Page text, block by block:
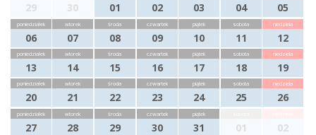
29 30 01 02 03 04 05
poniedziałek
06
wtorek
07
środa
08
czwartek
09
piątek
10
sobota
11
niedziela
12
poniedziałek
13
wtorek
14
środa
15
czwartek
16
piątek
17
sobota
18
niedziela
19
poniedziałek
20
wtorek
21
środa
22
czwartek
23
piątek
24
sobota
25
niedziela
26
poniedziałek
27
wtorek
28
środa
29
czwartek
30
piątek
31 01 02